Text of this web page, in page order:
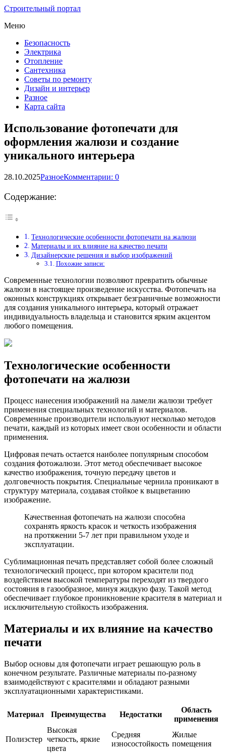
Строительный портал
Меню
Безопасность
Электрика
Отопление
Сантехника
Советы по ремонту
Дизайн и интерьер
Разное
Карта сайта
Использование фотопечати для
оформления жалюзи и создание
уникального интерьера
28.10.2025РазноеКомментарии: 0
Содержание:
Технологические особенности фотопечати на жалюзи
Материалы и их влияние на качество печати
Дизайнерские решения и выбор изображений
Похожие записи:
Современные технологии позволяют превратить обычные
жалюзи в настоящее произведение искусства. Фотопечать на
оконных конструкциях открывает безграничные возможности
для создания уникального интерьера, который отражает
индивидуальность владельца и становится ярким акцентом
любого помещения.
Технологические особенности
фотопечати на жалюзи
Процесс нанесения изображений на ламели жалюзи требует
применения специальных технологий и материалов.
Современные производители используют несколько методов
печати, каждый из которых имеет свои особенности и области
применения.
Цифровая печать остается наиболее популярным способом
создания фотожалюзи. Этот метод обеспечивает высокое
качество изображения, точную передачу цветов и
долговечность покрытия. Специальные чернила проникают в
структуру материала, создавая стойкое к выцветанию
изображение.
Качественная фотопечать на жалюзи способна
сохранять яркость красок и четкость изображения
на протяжении 5-7 лет при правильном уходе и
эксплуатации.
Сублимационная печать представляет собой более сложный
технологический процесс, при котором красители под
воздействием высокой температуры переходят из твердого
состояния в газообразное, минуя жидкую фазу. Такой метод
обеспечивает глубокое проникновение красителя в материал и
исключительную стойкость изображения.
Материалы и их влияние на качество
печати
Выбор основы для фотопечати играет решающую роль в
конечном результате. Различные материалы по-разному
взаимодействуют с красителями и обладают разными
эксплуатационными характеристиками.
Материал Преимущества Недостатки
Область
применения
Полиэстер
Высокая
четкость, яркие
цвета
Средняя
износостойкость
Жилые
помещения